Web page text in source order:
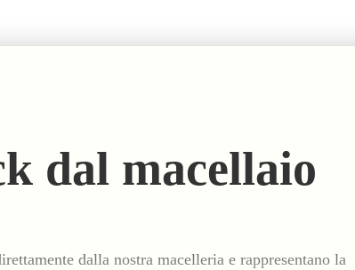
dal macellaio
dalla nostra macelleria e rappresentano la